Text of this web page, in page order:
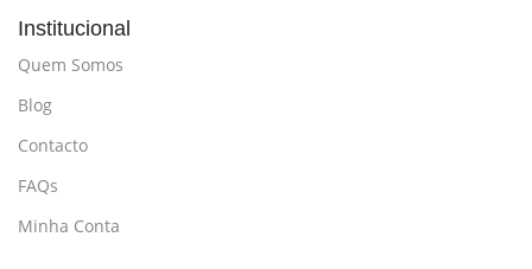
Institucional
Quem Somos
Blog
Contacto
FAQs
Minha Conta